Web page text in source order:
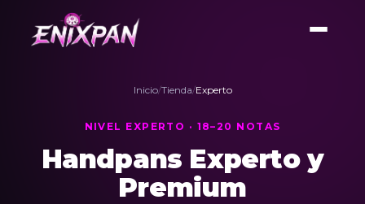
Inicio/Tienda/Experto
NIVEL EXPERTO · 18–20 NOTAS
Handpans Experto y
Premium